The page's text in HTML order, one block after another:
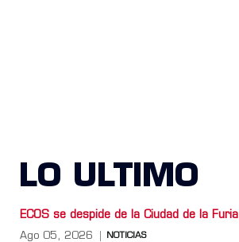
LO ULTIMO
ECOS se despide de la Ciudad de la Furia
Ago 05, 2026 NOTICIAS